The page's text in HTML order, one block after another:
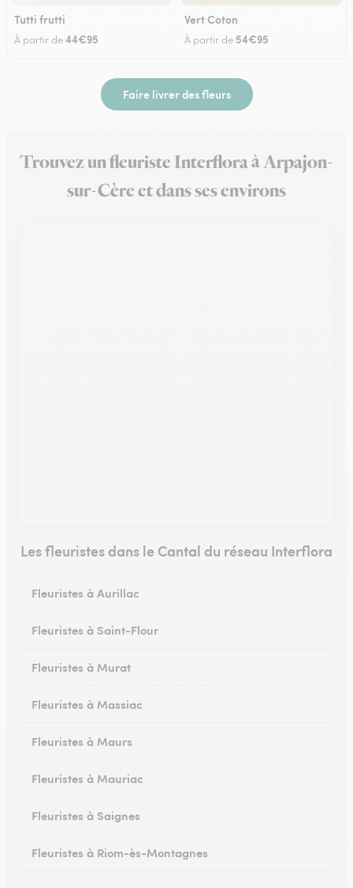
Tutti frutti
À partir de44€95
Vert Coton
À partir de 54€95
Faire livrer des fleurs
Trouvez un fleuriste Interflora à Arpajon-
sur-Cère et dans ses environs
Les fleuristes dans le Cantal du réseau Interflora
Fleuristes à Aurillac
Fleuristes à Saint-Flour
Fleuristes à Murat
Fleuristes à Massiac
Fleuristes à Maurs
Fleuristes à Mauriac
Fleuristes à Saignes
Fleuristes à Riom-ès-Montagnes